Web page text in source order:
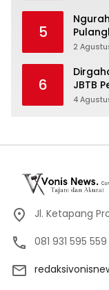
5
2
6
JBTB
4
Jl. Ketapang
081 931 595 559